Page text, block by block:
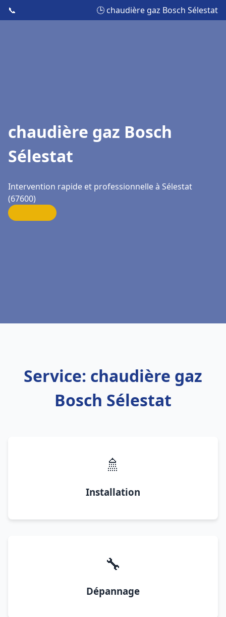
📞 🕒 chaudière gaz Bosch Sélestat
chaudière gaz Bosch
Sélestat
Intervention rapide et professionnelle à Sélestat
(67600)
Service: chaudière gaz
Bosch Sélestat
🚿
Installation
🔧
Dépannage